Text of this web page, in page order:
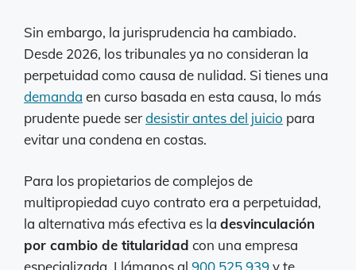
Sin embargo, la jurisprudencia ha cambiado.
Desde 2026, los tribunales ya no consideran la
perpetuidad como causa de nulidad. Si tienes una
demanda en curso basada en esta causa, lo más
prudente puede serdesistir antes del juicio para
evitar una condena en costas.
Para los propietarios de complejos de
multipropiedad cuyo contrato era a perpetuidad,
la alternativa más efectiva es la desvinculación
por cambio de titularidad con una empresa